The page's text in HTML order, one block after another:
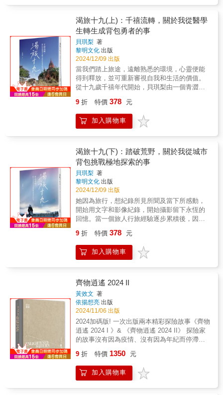
航行計劃徹底轉變&hellip;&hellip;這是一段人與
險！在與莫妮克一起航行的日子裡，吉雷克經
歷了驚濤駭浪中的生死關頭，也在極地冰封中
掙扎求生。他們的故事不僅讓人心驚動魄，感
受旅途的險惡，更觸動人們的心靈，體會到那
份因患難而激發出的珍貴情感。&【本書特色】
⊙擁抱夢想一生，不如立即行動！幾乎所有的布
列塔尼人與海都不陌生，但在海上航行五年，
獨自一人，這應不是每個人都能擁抱的夢想！
即展開行動「實現夢想」。因此他在年紀輕輕
時，便踏上夢想之旅。從他啟程的那一刻，便
將讀者們也帶上了他的勇氣之船。⊙意想不到的
旅途伴旅旅行的人總會需要一個伴，有時可能
是另一個人，但也可能是一隻動物，有可能是
狗，是貓，但很難想見，作者竟選了一隻母雞
夥伴！⊙史上最強的一隻雞！雞對大多數台灣讀
者來說，大多是跟餐食有關，但較少是以寵物
或陪伴者的角色存在。但這隻叫「莫莫」的母
雞，卻令人吃驚，她是作者這趟45,000海哩旅
遊的最佳伴侶，懂人語、不闖禍，也不需要照
顧，甚至是作者活下去的強力後盾，這個故事
也是因為有了這位莫莫女士而更加精采。⊙險難
不斷，幽默不斷！作者自稱是海上過動兒，也
認為很多險難都是無法預料，否則顧忌太多，
就只能寸步難行。而他在面對海上每個難關
時，展現在我們眼前的，卻是在生出勇氣的同
時，伴隨而來的幽默、樂觀的眼光！【精采摘
難道就是明智之舉嗎？如果碰到第一個難題就
開始懷疑，便什麼也成就不了。⊙我們總能找到
一個不出發的好藉口，總有些地方不對勁，總
有上千個小細節需要完善，儘管我們以為已經
完成了&mdash;&mdash;無所謂，幾個可憐的
小破洞也不會讓我沉沒。&⊙人生苦短，不容後
悔。過度預測毫無意義，只會阻礙你前進，不
很輕鬆，也得時刻保持警惕。天氣隨時可能變
狀況。必須反應靈敏，所以要保持良好狀態。
&&⊙當問題出現時，冒險才真正開始。這已經
成為了我的座右銘：沒出問題，就沒有冒險！
是做了才變厲害…」「我帶著孩子都可以，一
個人更容易！」 從決定環遊世界到實際出發，
作者僅用了3個月的時間。在32歲的年紀，在沒
有規劃、資金有限、英文也不好的情況下，作
者憑藉著滿滿的勇氣，與丈夫一起帶著兩個幼
齡孩子，展開了一場說走就走的環球之旅。本
書彙集了作者從行前準備、On the Road到順利
回國所有的心路歷程和有趣故事，用實際經驗
分享：不論單身、有伴侶或是帶著孩子，只要
行動起來，都能實現夢想！ ◆220天X五大洲X
民窟▲勇闖亞馬遜熱帶雨林釣食人魚▲被關在
可容納兩萬人的土耳其地下城▲一家四口徒步
走馬丘比丘▲每天海膽吃到飽▲在歐美加油站
一家四口用100萬環遊世界可能嗎？！從0開始
的種種準備與實境分享… 行前準備清單（預
算、簽證、機票、住宿、交通、網路、行李、
文件、藥品、存款…） 竟然有這種意想不到的
省錢方法！ 不用認真規畫但超好玩的旅居式遊
記 遇到緊急狀況該如何面對 鎖包的大小事＆現
場實操運用 選擇自駕、私人導遊或Local
Tour？ 找到既便宜又能感受在地生活的住宿 用
一樣的人生──賦歸後的巨大改變 ◆這本書帶來
滿滿勇氣～✧如何將念頭化為實際行動力✧世俗
眼光＆環境限制OUT✧沒有規劃、資金有限、
英文不好也可以✧各種省錢妙招讓夢想成真✧兩
位小小孩不是負擔而是最佳旅伴✧旅居式的自
助旅行帶來不一樣的啟發✧藉由旅行慢慢治癒
自己 ◆本書特色 第一本為環球旅行提供聰明
Tips的旅遊專書：教你以最經濟、安全的方
式，輕鬆踏遍五大洲。 環遊世界原來不限年
齡、背景或經濟條件：年齡不是重點、人數不
是問題、旅行小白也OK，沒錢、沒閒、沒體
力，一樣能翻轉全世界。 行前、旅途中實用資
訊分享：行程總花費參考、行前必要準備、全
家行李裝備、防搶防盜妙招… 分享旅居式自助
對了一些事，也能好好感受在地文化。 提供意
想不到的省錢妙招：各種好點子分享，讓人驚
呼：「居然有這種不傷荷包的好方法！」 帶著
渴旅十九(上)：千禧流轉，關於我從醫學
生轉生成背包勇者的事
貝琪梨 著
黎明文化 出版
2024/12/09 出版
當我們踏上旅途，遠離熟悉的環境，心靈便能
得到釋放，並可重新審視自我和生活的價值。
從十九歲千禧年代開始，貝琪梨由一個青澀的
不上是旅行狂熱者。如今她卻能夠不假思索地
說，「我是狂熱的旅行咖，我熱愛旅行的本
質，因為它讓我能親身去體驗世界。」她確實
的貝琪梨成為背包勇者的朝聖之旅。在本書的
篇章裡，引用許多當年她手寫下的旅行日誌，
從第一趟紐西蘭自助旅行開始，至今大約手寫
了兩百多萬字的旅行筆記。因為她認為文思只
有透過握在手裡的筆尖，才能觸動最真實的情
感。對她而言，從千禧年初至今，每段旅程都
是個驚奇之旅，有意想不到和不期而遇的人、
事、物，這些點滴經過都交織成一篇篇充滿酸
甜苦辣滋味的行旅故事，深具意義，值得一再
回味。若你願意，就從此刻起拋開對自我的框
另外一種人生可能的存在。
9 折 特價 378 元
加入購物車
渴旅十九(下)：踏破荒野，關於我從城市
背包挑戰極地探索的事
貝琪梨 著
黎明文化 出版
2024/12/09 出版
她因為旅行，想紀錄所見所聞及當下所感動，
開始用文字和影像紀錄，開始攝影留下永恆的
回憶。當一個旅人行旅經驗逐步累積後，因嘗
模式。這段歷程貝琪梨的足跡較為偏重極地與
野生動物探索之旅，也是較有難度與冒險的行
旅方式。二〇一二年底，她開始愛上野生動物
地旁一整天和企鵝玩耍。此後，許許多多的體
驗和想法如泉湧般地湧現…。她從城市背包轉
而勇闖挑戰極地探索的行旅故事，就像她從急
診專科醫師轉而發展斜槓生活一樣，既豐富又
精彩，令人值得一探與回味。本書給準備出發
或還未出發的旅人提供了一個新的思考。機
會，永遠是給準備好的旅人；旅行除了可以挑
戰自我，每一次的冒險和探索，都能讓我們打
破固有的思維框架，發現生活的無限可能，進
謹以此書獻給所有曾經對自己人生設限的人，
去嘗試看看旅行吧！
9 折 特價 378 元
加入購物車
齊物逍遙 2024 II
黃效文 著
依揚想亮 出版
2024/11/06 出版
2024加碼版! 一次出版兩本精彩探險故事《齊物
逍遙 2024 I 》& 《齊物逍遙 2024 II》 探險家
的故事沒有因為疫情、沒有因為年紀而停滯下
這輩子到不了或是沒機會去的世界角落。 探險
的範圍不管是在緯度或是經度上都非常廣泛的
一年，《齊物逍遙 2024 II 》作者繼續往中國的
9 折 特價 1350 元
加入購物車